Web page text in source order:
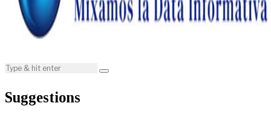
Suggestions